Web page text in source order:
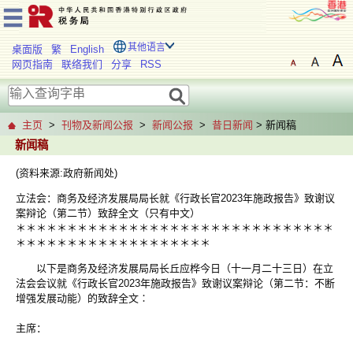
桌面版 繁 English 其他语言
网页指南 联络我们 分享 RSS
主页 > 刊物及新闻公报 > 新闻公报 > 昔日新闻 > 新闻稿
新闻稿
(资料来源:政府新闻处)
立法会：商务及经济发展局局长就《行政长官2023年施政报告》致谢议
案辩论（第二节）致辞全文（只有中文）
＊＊＊＊＊＊＊＊＊＊＊＊＊＊＊＊＊＊＊＊＊＊＊＊＊＊＊＊＊＊＊
＊＊＊＊＊＊＊＊＊＊＊＊＊＊＊＊＊＊＊
以下是商务及经济发展局局长丘应桦今日（十一月二十三日）在立
法会会议就《行政长官2023年施政报告》致谢议案辩论（第二节：不断
增强发展动能）的致辞全文∶
主席：